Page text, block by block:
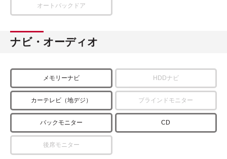
オートバックドア
ナビ・オーディオ
メモリーナビ HDDナビ
カーテレビ（地デジ） ブラインドモニター
バックモニター CD
後席モニター